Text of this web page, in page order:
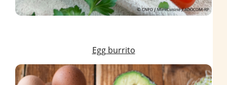
Egg burrito